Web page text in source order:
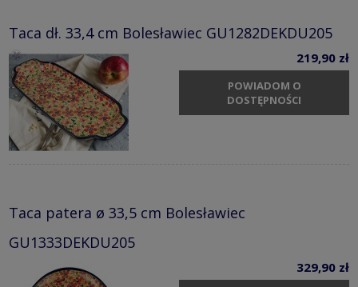
Taca dł. 33,4 cm Bolesławiec GU1282DEKDU205
219,90 zł
POWIADOM O
DOSTĘPNOŚCI
Taca patera ø 33,5 cm Bolesławiec
GU1333DEKDU205
329,90 zł